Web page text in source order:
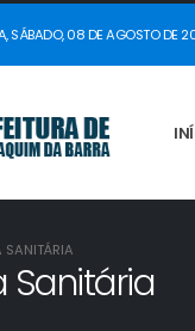
SÁBADO, 08 DE AGOSTO DE
Sanitária